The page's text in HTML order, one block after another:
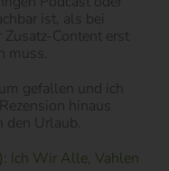
ist, als bei
Zusatz-Content erst
muss.
gefallen und ich
hinaus
den Urlaub.
Ich Wir Alle, Vahlen